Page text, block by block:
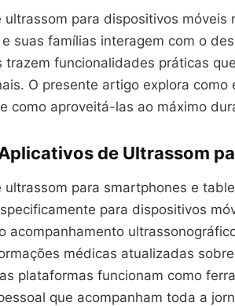
para dispositivos móveis
suas famílias interagem com o
trazem funcionalidades práticas
O presente artigo explora
como aproveitá-las ao máximo
de Ultrassom
ultrassom para smartphones e
para dispositivos
acompanhamento
médicas atualizadas
plataformas funcionam como
que acompanham toda a